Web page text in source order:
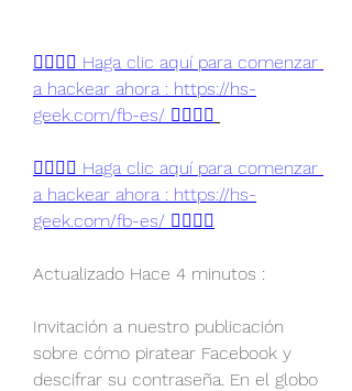
👉🏻👉🏻 Haga clic aquí para comenzar
a hackear ahora : https://hs-
geek.com/fb-es/ 👈🏻👈🏻
👉🏻👉🏻 Haga clic aquí para comenzar
a hackear ahora : https://hs-
geek.com/fb-es/ 👈🏻👈🏻
Actualizado Hace 4 minutos :
Invitación a nuestro publicación
sobre cómo piratear Facebook y
descifrar su contraseña. En el globo